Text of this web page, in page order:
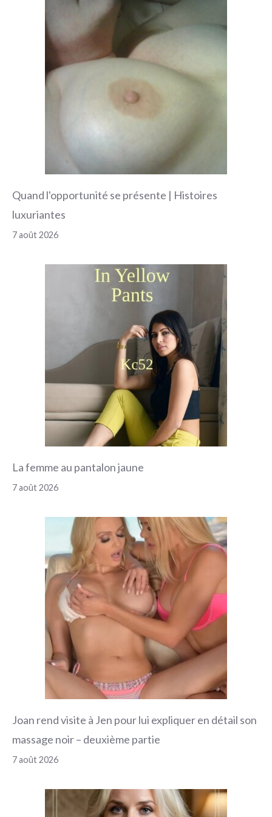
Quand l'opportunité se présente | Histoires
luxuriantes
7 août 2026
La femme au pantalon jaune
7 août 2026
Joan rend visite à Jen pour lui expliquer en détail son
massage noir – deuxième partie
7 août 2026